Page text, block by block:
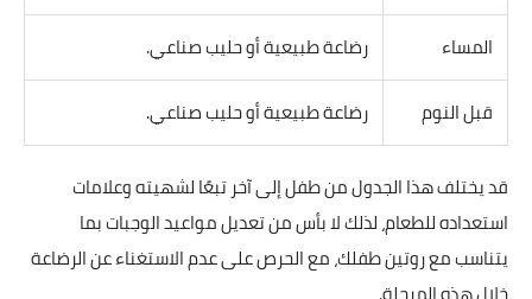
المساء
رضاعة طبيعية أو حليب صناعي.
قبل النوم
رضاعة طبيعية أو حليب صناعي.
قد يختلف هذا الجدول من طفل إلى آخر تبعًا لشهيته وعلامات
استعداده للطعام، لذلك لا بأس من تعديل مواعيد الوجبات بما
يتناسب مع روتين طفلك، مع الحرص على عدم الاستغناء عن الرضاعة